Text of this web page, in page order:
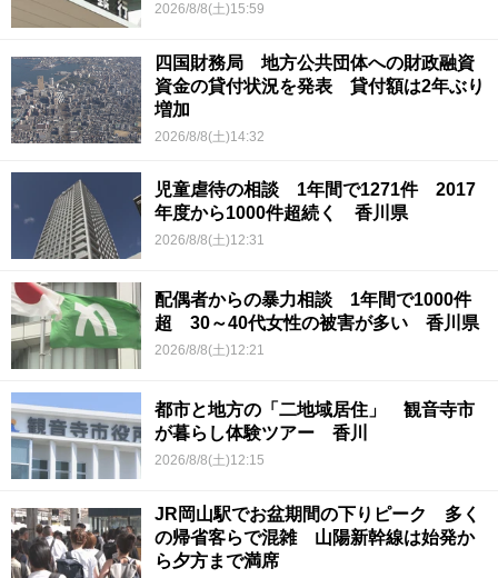
2026/8/8(土)15:59
四国財務局 地方公共団体への財政融資
資金の貸付状況を発表 貸付額は2年ぶり
増加
2026/8/8(土)14:32
児童虐待の相談 1年間で1271件 2017
年度から1000件超続く 香川県
2026/8/8(土)12:31
配偶者からの暴力相談 1年間で1000件
超 30～40代女性の被害が多い 香川県
2026/8/8(土)12:21
都市と地方の「二地域居住」 観音寺市
が暮らし体験ツアー 香川
2026/8/8(土)12:15
JR岡山駅でお盆期間の下りピーク 多く
の帰省客らで混雑 山陽新幹線は始発か
ら夕方まで満席